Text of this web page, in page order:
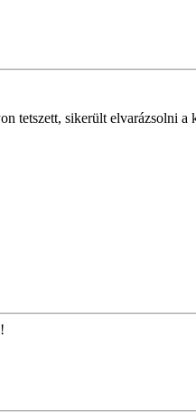
tetszett, sikerült elvarázsolni a